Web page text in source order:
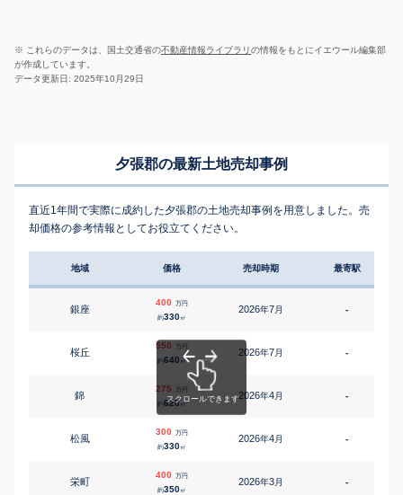
※ これらのデータは、国土交通省の不動産情報ライブラリの情報をもとにイエウール編集部
が作成しています。
データ更新日: 2025年10月29日
夕張郡の最新土地売却事例
直近1年間で実際に成約した夕張郡の土地売却事例を用意しました。売
却価格の参考情報としてお役立てください。
地域 価格 売却時期 最寄駅
銀座
400 万円
約330㎡
2026年7月 -
桜丘
550 万円
約640 ㎡
2026年7月 -
錦
275 万円
約620㎡
2026年4月 -
松風
300 万円
約330㎡
2026年4月 -
栄町
400 万円
約350㎡
2026年3月 -